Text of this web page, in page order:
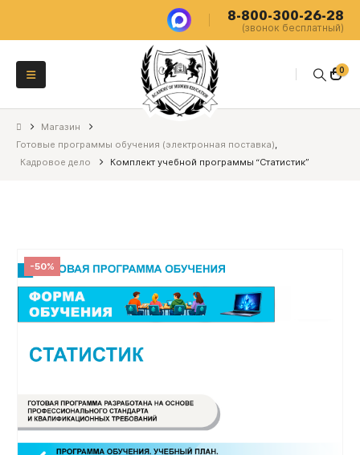
8-800-300-26-28
(звонок бесплатный)
0
Магазин
Готовые программы обучения (электронная поставка),
Кадровое дело
Комплект учебной программы “Статистик”
-50%